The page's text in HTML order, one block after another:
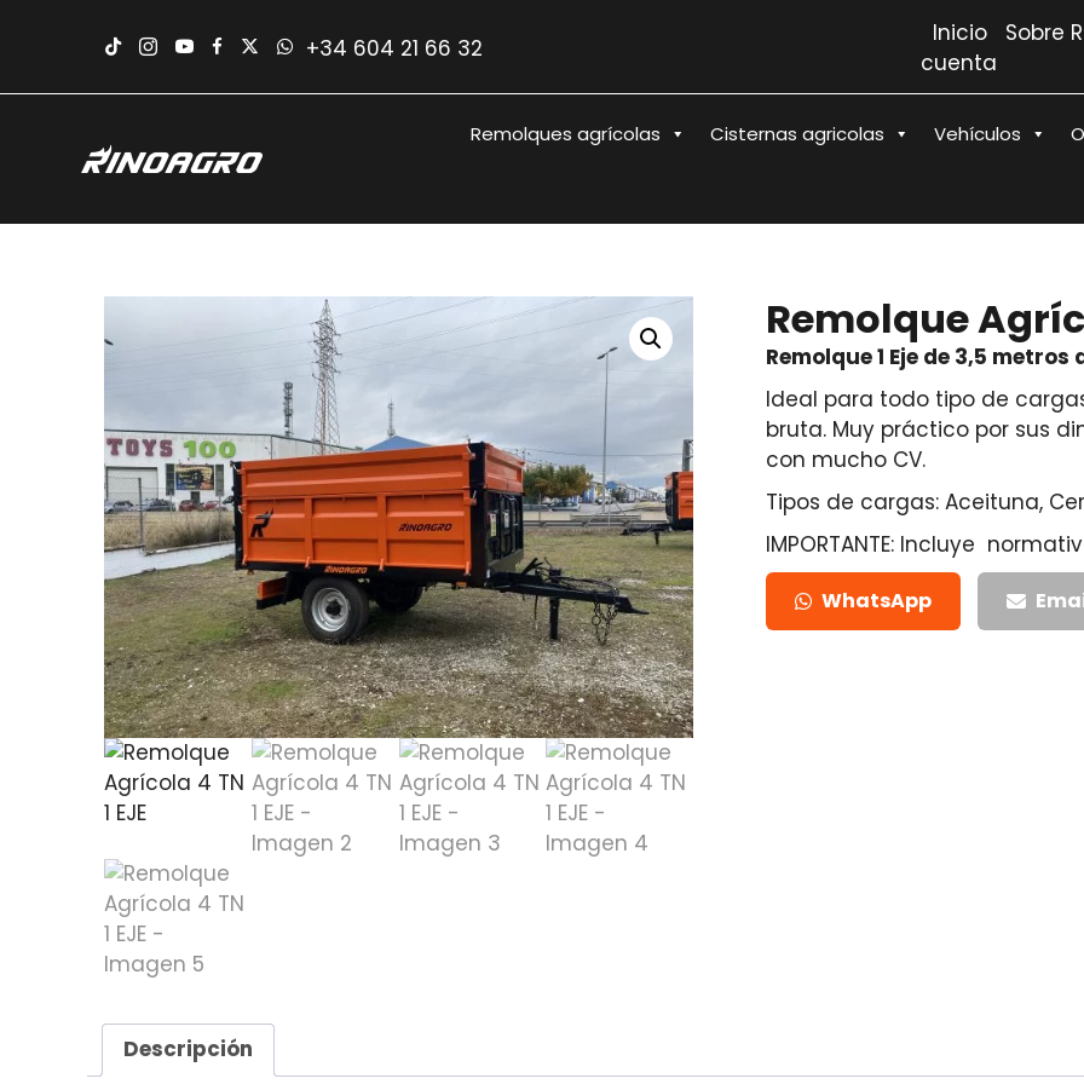
+34 604 21 66 32
Inicio Sobre
cuenta
Remolques agrícolas Cisternas agricolas Vehículos
Remolque
Remolque 1 Eje de 3,5
Ideal para todo tipo de
bruta. Muy práctico por sus
con mucho CV.
Tipos de cargas: Aceituna,
IMPORTANTE: Incluye
WhatsApp
Descripción